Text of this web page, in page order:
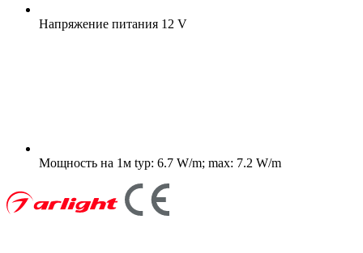
Напряжение питания 12 V
Мощность на 1м typ: 6.7 W/m; max: 7.2 W/m